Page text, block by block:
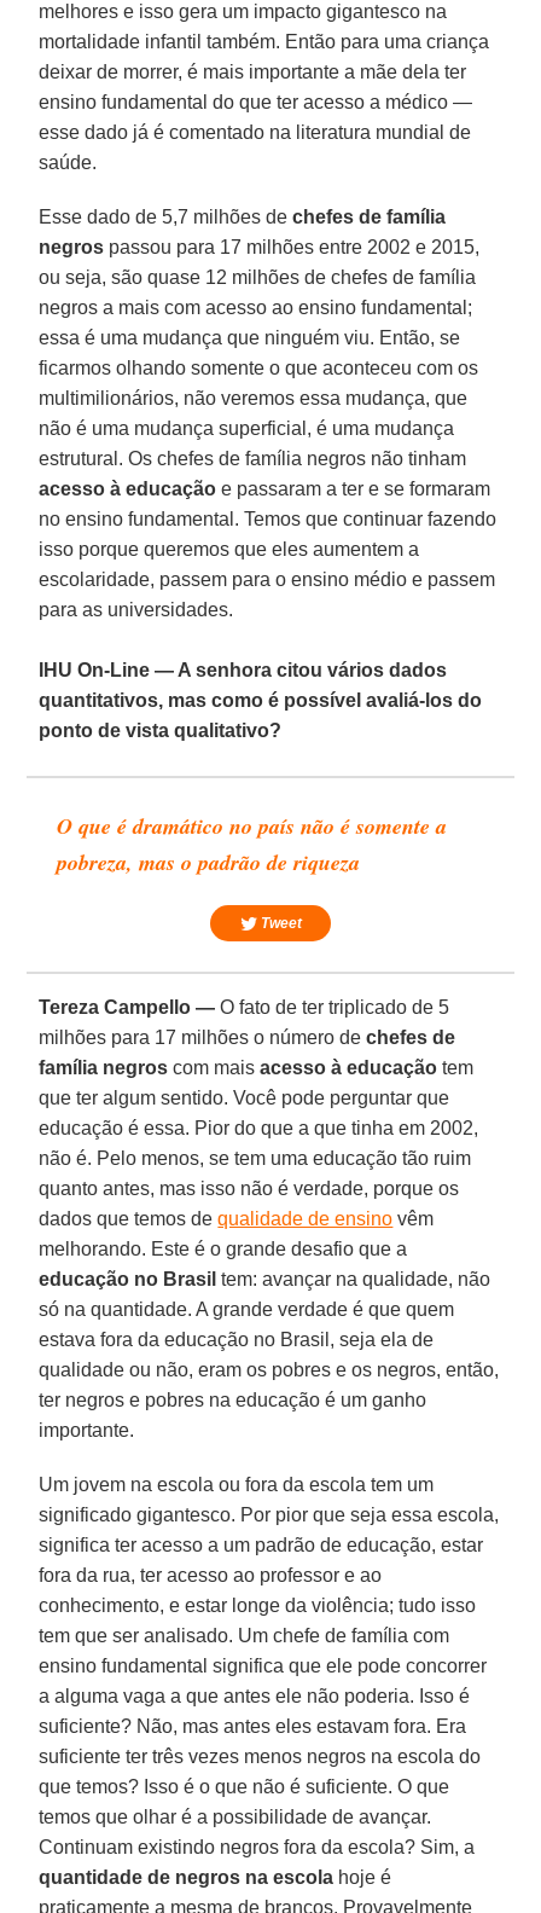
melhores e isso gera um impacto gigantesco na
mortalidade infantil também. Então para uma criança
deixar de morrer, é mais importante a mãe dela ter
ensino fundamental do que ter acesso a médico —
esse dado já é comentado na literatura mundial de
saúde.
Esse dado de 5,7 milhões dechefes de família
negros passou para 17 milhões entre 2002 e 2015,
ou seja, são quase 12 milhões de chefes de família
negros a mais com acesso ao ensino fundamental;
essa é uma mudança que ninguém viu. Então, se
ficarmos olhando somente o que aconteceu com os
multimilionários, não veremos essa mudança, que
não é uma mudança superficial, é uma mudança
estrutural. Os chefes de família negros não tinham
acesso à educação e passaram a ter e se formaram
no ensino fundamental. Temos que continuar fazendo
isso porque queremos que eles aumentem a
escolaridade, passem para o ensino médio e passem
para as universidades.
IHU On-Line — A senhora citou vários dados
quantitativos, mas como é possível avaliá-los do
ponto de vista qualitativo?
O que é dramático no país não é somente a
pobreza, mas o padrão de riqueza
Tweet
Tereza Campello — O fato de ter triplicado de 5
milhões para 17 milhões o número dechefes de
família negros com maisacesso à educação tem
que ter algum sentido. Você pode perguntar que
educação é essa. Pior do que a que tinha em 2002,
não é. Pelo menos, se tem uma educação tão ruim
quanto antes, mas isso não é verdade, porque os
dados que temos dequalidade de ensino vêm
melhorando. Este é o grande desafio que a
educação no Brasil tem: avançar na qualidade, não
só na quantidade. A grande verdade é que quem
estava fora da educação no Brasil, seja ela de
qualidade ou não, eram os pobres e os negros, então,
ter negros e pobres na educação é um ganho
importante.
Um jovem na escola ou fora da escola tem um
significado gigantesco. Por pior que seja essa escola,
significa ter acesso a um padrão de educação, estar
fora da rua, ter acesso ao professor e ao
conhecimento, e estar longe da violência; tudo isso
tem que ser analisado. Um chefe de família com
ensino fundamental significa que ele pode concorrer
a alguma vaga a que antes ele não poderia. Isso é
suficiente? Não, mas antes eles estavam fora. Era
suficiente ter três vezes menos negros na escola do
que temos? Isso é o que não é suficiente. O que
temos que olhar é a possibilidade de avançar.
Continuam existindo negros fora da escola? Sim, a
quantidade de negros na escola hoje é
praticamente a mesma de brancos. Provavelmente